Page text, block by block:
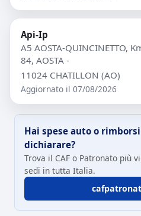
Api-Ip
A5 AOSTA-QUINCINETTO,
84, AOSTA -
11024 CHATILLON (AO)
Aggiornato il 07/08/2026
Hai spese auto o
dichiarare?
Trova il CAF o Patronato più
sedi in tutta Italia.